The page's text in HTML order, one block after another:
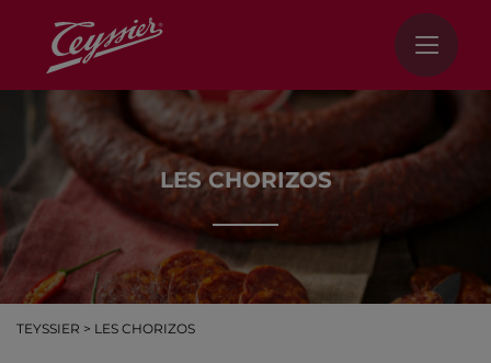
LES CHORIZOS
TEYSSIER > LES CHORIZOS